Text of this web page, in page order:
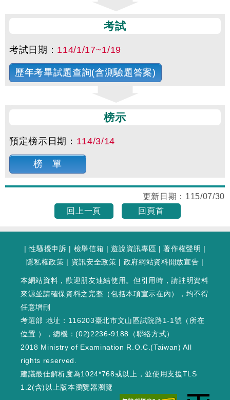
考試
考試日期： 114/1/17~1/19
歷年考畢試題查詢(含測驗題答案)
榜示
預定榜示日期： 114/3/14
榜 單
更新日期： 115/07/30
回上一頁
回頁首
|性騷擾申訴 | 檢舉信箱 |遊說資訊專區 |著作權聲明 |
隱私權政策 | 資訊安全政策 | 政府網站資料開放宣告 |
本網站資料，歡迎朋友連結使用。但引用時，請註明資料
來源並請確保資料之完整（包括本項宣示在內），均不得
任意增刪
考選部 地址：116203臺北市文山區試院路1-1號（ 所在
位置 ），總機：(02)2236-9188（聯絡方式）
2018 Ministry of Examination R.O.C.(Taiwan) All
rights reserved.
建議最佳解析度為1024*768或以上，並使用支援TLS
1.2(含)以上版本瀏覽器瀏覽